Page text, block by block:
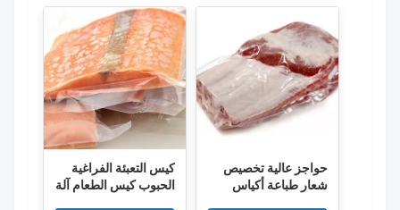
حواجز عالية تخصيص
شعار طباعة أكياس
كيس التعبئة الفراغية
الحبوب كيس الطعام آلة